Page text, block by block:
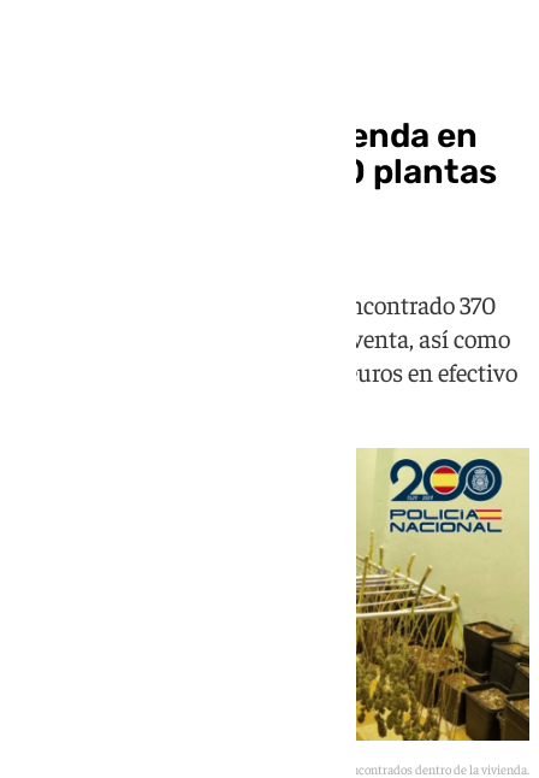
desmantelar una vivienda en
Granada con casi 400 plantas
La Policía Nacional también ha encontrado 370
gramos de cogollos listos para su venta, así como
una caja fuerte con más de 1.500 euros en efectivo
Cogollos de marihuana encontrados dentro de la vivienda.